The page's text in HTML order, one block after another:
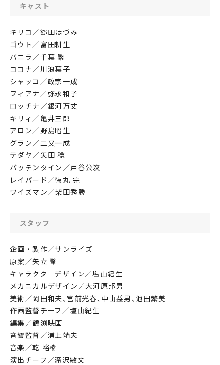
キャスト
キリコ／郷田ほづみ
ゴウト／富田耕生
バニラ／千葉 繁
ココナ／川浪葉子
シャッコ／政宗一成
フィアナ／弥永和子
ロッチナ／銀河万丈
キリィ／亀井三郎
アロン／野島昭生
グラン／二又一成
テダヤ／矢田 稔
バッテンタイン／戸谷公次
レイパード／徳丸 完
ワイズマン／柴田秀勝
スタッフ
企画・製作／サンライズ
原案／矢立 肇
キャラクターデザイン／塩山紀生
メカニカルデザイン／大河原邦男
美術／岡田和夫､宮前光春､中山益男､池田繁美
作画監督チーフ／塩山紀生
編集／鶴渕映画
音響監督／浦上靖夫
音楽／乾 裕樹
演出チーフ／滝沢敏文